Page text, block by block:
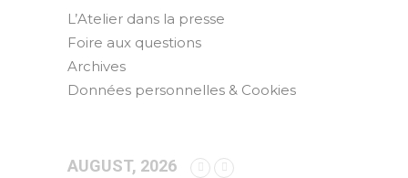
L’Atelier dans la presse
Foire aux questions
Archives
Données personnelles & Cookies
AUGUST, 2026